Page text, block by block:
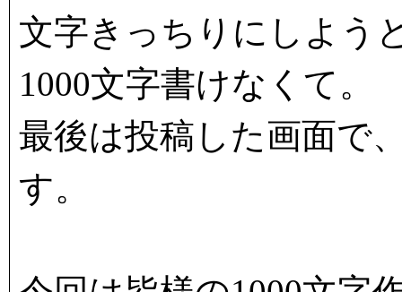
文字きっちりにしよう
1000文字書けなくて。
最後は投稿した画面で
す。